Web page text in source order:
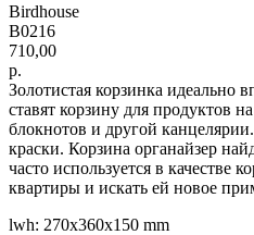
Birdhouse
B0216
710,00
р.
Золотистая корзинка
ставят корзину для продуктов
блокнотов и другой
краски. Корзина органайзер
часто используется в
квартиры и искать ей новое
lwh: 270x360x150 mm